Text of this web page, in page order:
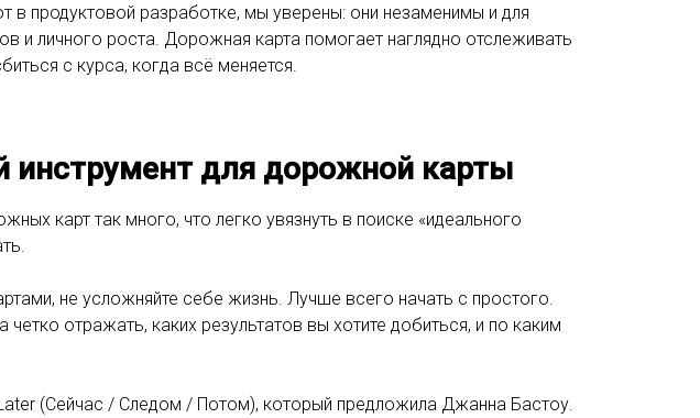
продуктовой разработке, мы уверены: они незаменимы и для
и личного роста. Дорожная карта помогает наглядно отслеживать
с курса, когда всё меняется.
инструмент для дорожной карты
карт так много, что легко увязнуть в поиске «идеального
не усложняйте себе жизнь. Лучше всего начать с простого.
отражать, каких результатов вы хотите добиться, и по каким
(Сейчас / Следом / Потом), который предложила Джанна Бастоу.